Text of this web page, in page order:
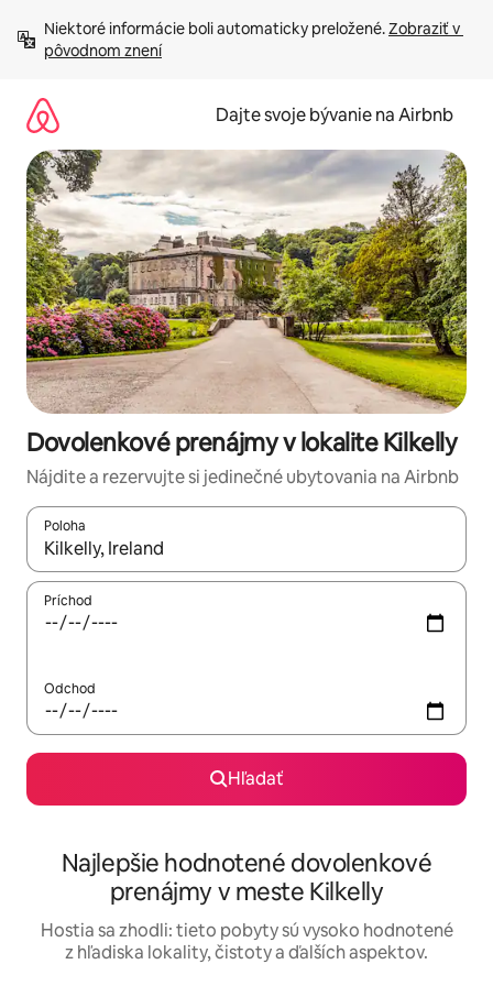
obsah.
Niektoré informácie boli automaticky preložené. Zobraziť v
pôvodnom znení
Dajte svoje bývanie na Airbnb
Dovolenkové prenájmy v lokalite Kilkelly
Nájdite a rezervujte si jedinečné ubytovania na Airbnb
Poloha
Keď budú výsledky k dispozícii, môžete si ich prechádzať
Príchod
Odchod
Hľadať
Najlepšie hodnotené dovolenkové
prenájmy v meste Kilkelly
Hostia sa zhodli: tieto pobyty sú vysoko hodnotené
z hľadiska lokality, čistoty a ďalších aspektov.